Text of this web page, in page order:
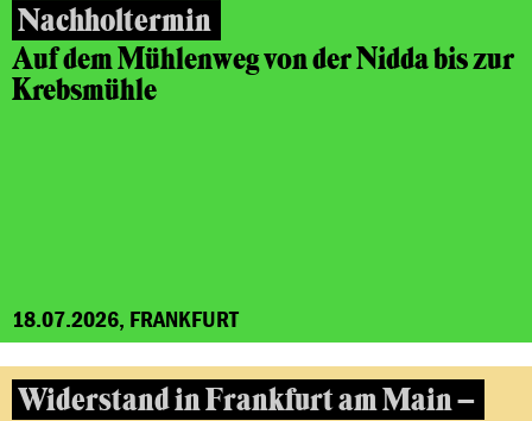
Nachholtermin
Auf dem Mühlenweg von der Nidda bis zur
Krebsmühle
18.07.2026, FRANKFURT
Widerstand in Frankfurt am Main –